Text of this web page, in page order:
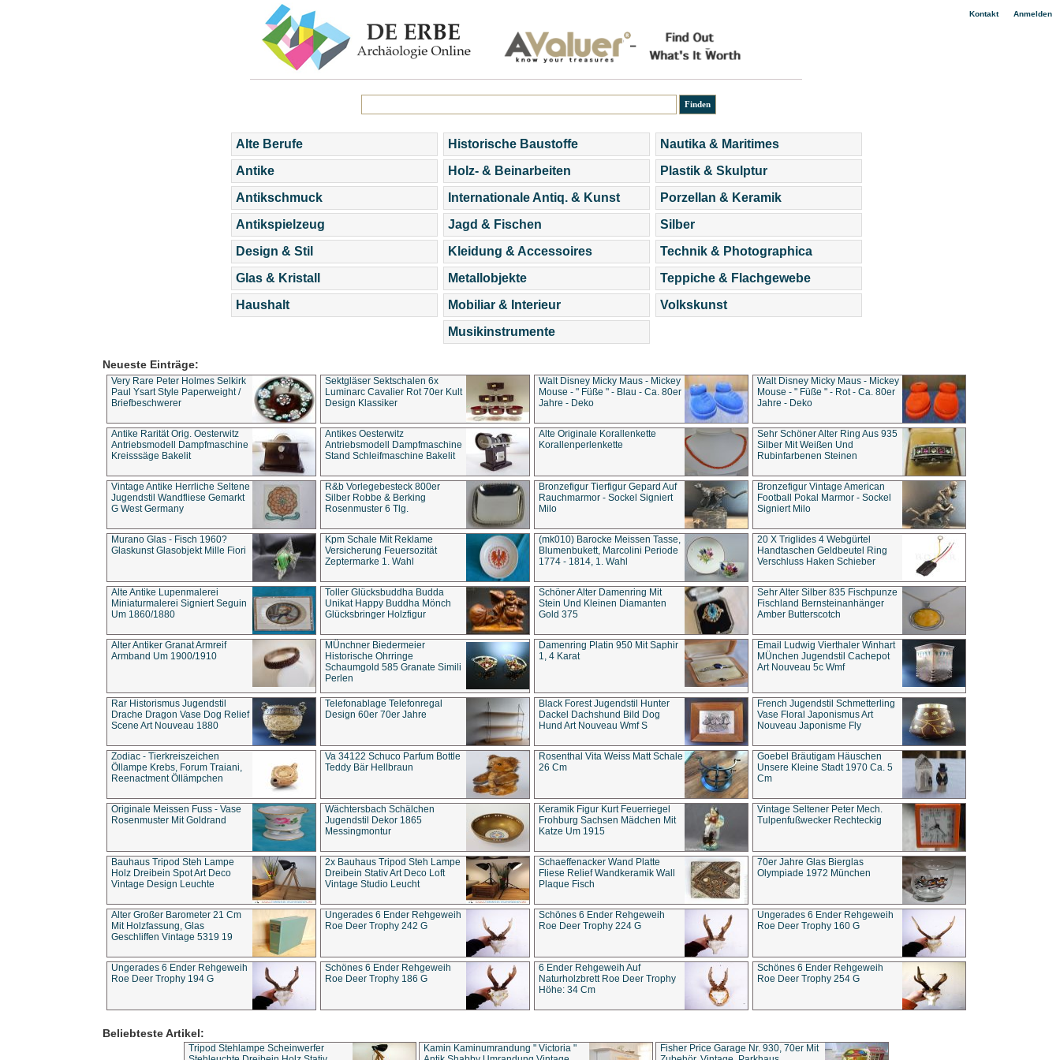
Kontakt| Anmelden
Alte Berufe
Antike
Antikschmuck
Antikspielzeug
Design & Stil
Glas & Kristall
Haushalt
Historische Baustoffe
Holz- & Beinarbeiten
Internationale Antiq. & Kunst
Jagd & Fischen
Kleidung & Accessoires
Metallobjekte
Mobiliar & Interieur
Musikinstrumente
Nautika & Maritimes
Plastik & Skulptur
Porzellan & Keramik
Silber
Technik & Photographica
Teppiche & Flachgewebe
Volkskunst
Neueste Einträge:
Very Rare Peter Holmes Selkirk
Paul Ysart Style Paperweight /
Briefbeschwerer
Sektgläser Sektschalen 6x
Luminarc Cavalier Rot 70er Kult
Design Klassiker
Walt Disney Micky Maus - Mickey
Mouse - " Füße " - Blau - Ca. 80er
Jahre - Deko
Walt Disney Micky Maus - Mickey
Mouse - " Füße " - Rot - Ca. 80er
Jahre - Deko
Antike Rarität Orig. Oesterwitz
Antriebsmodell Dampfmaschine
Kreisssäge Bakelit
Antikes Oesterwitz
Antriebsmodell Dampfmaschine
Stand Schleifmaschine Bakelit
Alte Originale Korallenkette
Korallenperlenkette
Sehr Schöner Alter Ring Aus 935
Silber Mit Weißen Und
Rubinfarbenen Steinen
Vintage Antike Herrliche Seltene
Jugendstil Wandfliese Gemarkt
G West Germany
R&b Vorlegebesteck 800er
Silber Robbe & Berking
Rosenmuster 6 Tlg.
Bronzefigur Tierfigur Gepard Auf
Rauchmarmor - Sockel Signiert
Milo
Bronzefigur Vintage American
Football Pokal Marmor - Sockel
Signiert Milo
Murano Glas - Fisch 1960?
Glaskunst Glasobjekt Mille Fiori
Kpm Schale Mit Reklame
Versicherung Feuersozität
Zeptermarke 1. Wahl
(mk010) Barocke Meissen Tasse,
Blumenbukett, Marcolini Periode
1774 - 1814, 1. Wahl
20 X Triglides 4 Webgürtel
Handtaschen Geldbeutel Ring
Verschluss Haken Schieber
Alte Antike Lupenmalerei
Miniaturmalerei Signiert Seguin
Um 1860/1880
Toller Glücksbuddha Budda
Unikat Happy Buddha Mönch
Glücksbringer Holzfigur
Schöner Alter Damenring Mit
Stein Und Kleinen Diamanten
Gold 375
Sehr Alter Silber 835 Fischpunze
Fischland Bernsteinanhänger
Amber Butterscotch
Alter Antiker Granat Armreif
Armband Um 1900/1910
MÜnchner Biedermeier
Historische Ohrringe
Schaumgold 585 Granate Simili
Perlen
Damenring Platin 950 Mit Saphir
1, 4 Karat
Email Ludwig Vierthaler Winhart
MÜnchen Jugendstil Cachepot
Art Nouveau 5c Wmf
Rar Historismus Jugendstil
Drache Dragon Vase Dog Relief
Scene Art Nouveau 1880
Telefonablage Telefonregal
Design 60er 70er Jahre
Black Forest Jugendstil Hunter
Dackel Dachshund Bild Dog
Hund Art Nouveau Wmf S
French Jugendstil Schmetterling
Vase Floral Japonismus Art
Nouveau Japonisme Fly
Zodiac - Tierkreiszeichen
Öllampe Krebs, Forum Traiani,
Reenactment Öllämpchen
Va 34122 Schuco Parfum Bottle
Teddy Bär Hellbraun
Rosenthal Vita Weiss Matt Schale
26 Cm
Goebel Bräutigam Häuschen
Unsere Kleine Stadt 1970 Ca. 5
Cm
Originale Meissen Fuss - Vase
Rosenmuster Mit Goldrand
Wächtersbach Schälchen
Jugendstil Dekor 1865
Messingmontur
Keramik Figur Kurt Feuerriegel
Frohburg Sachsen Mädchen Mit
Katze Um 1915
Vintage Seltener Peter Mech.
Tulpenfußwecker Rechteckig
Bauhaus Tripod Steh Lampe
Holz Dreibein Spot Art Deco
Vintage Design Leuchte
2x Bauhaus Tripod Steh Lampe
Dreibein Stativ Art Deco Loft
Vintage Studio Leucht
Schaeffenacker Wand Platte
Fliese Relief Wandkeramik Wall
Plaque Fisch
70er Jahre Glas Bierglas
Olympiade 1972 München
Alter Großer Barometer 21 Cm
Mit Holzfassung, Glas
Geschliffen Vintage 5319 19
Ungerades 6 Ender Rehgeweih
Roe Deer Trophy 242 G
Schönes 6 Ender Rehgeweih
Roe Deer Trophy 224 G
Ungerades 6 Ender Rehgeweih
Roe Deer Trophy 160 G
Ungerades 6 Ender Rehgeweih
Roe Deer Trophy 194 G
Schönes 6 Ender Rehgeweih
Roe Deer Trophy 186 G
6 Ender Rehgeweih Auf
Naturholzbrett Roe Deer Trophy
Höhe: 34 Cm
Schönes 6 Ender Rehgeweih
Roe Deer Trophy 254 G
Beliebteste Artikel:
Tripod Stehlampe Scheinwerfer
Kamin Kaminumrandung " Victoria "
Fisher Price Garage Nr. 930, 70er Mit